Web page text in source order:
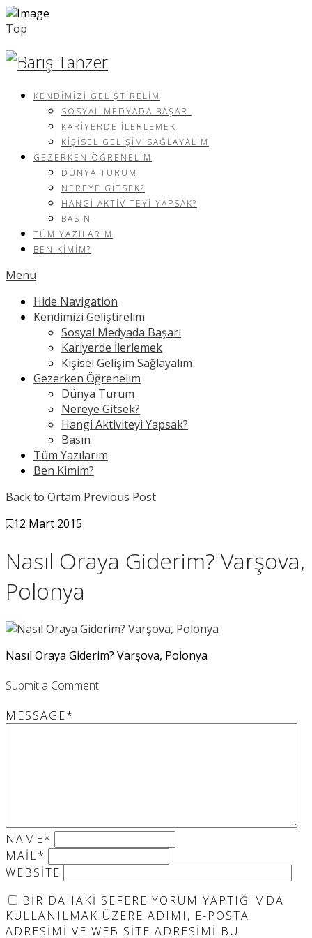
Top
KENDIMIZI GELIŞTIRELIM
SOSYAL MEDYADA BAŞARI
KARIYERDE İLERLEMEK
KIŞISEL GELIŞIM SAĞLAYALIM
GEZERKEN ÖĞRENELIM
DÜNYA TURUM
NEREYE GITSEK?
HANGI AKTIVITEYI YAPSAK?
BASIN
TÜM YAZILARIM
BEN KIMIM?
Menu
Hide Navigation
Kendimizi Geliştirelim
Sosyal Medyada Başarı
Kariyerde İlerlemek
Kişisel Gelişim Sağlayalım
Gezerken Öğrenelim
Dünya Turum
Nereye Gitsek?
Hangi Aktiviteyi Yapsak?
Basın
Tüm Yazılarım
Ben Kimim?
Back to Ortam Previous Post
12 Mart 2015
Nasıl Oraya Giderim? Varşova,
Polonya
Nasıl Oraya Giderim? Varşova, Polonya
Submit a Comment
MESSAGE*
NAME*
MAIL*
WEBSITE
BIR DAHAKI SEFERE YORUM YAPTIĞIMDA
KULLANILMAK ÜZERE ADIMI, E-POSTA
ADRESIMI VE WEB SITE ADRESIMI BU